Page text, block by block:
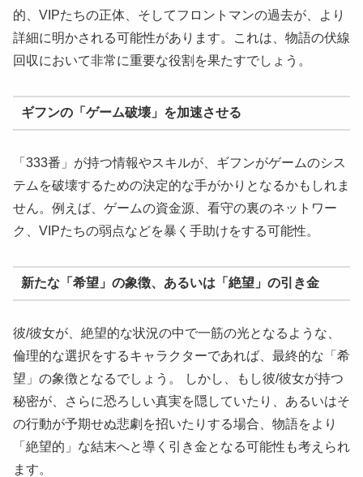
的、VIPたちの正体、そしてフロントマンの過去が、より
詳細に明かされる可能性があります。これは、物語の伏線
回収において非常に重要な役割を果たすでしょう。
ギフンの「ゲーム破壊」を加速させる
「333番」が持つ情報やスキルが、ギフンがゲームのシス
テムを破壊するための決定的な手がかりとなるかもしれま
せん。例えば、ゲームの資金源、看守の裏のネットワー
ク、VIPたちの弱点などを暴く手助けをする可能性。
新たな「希望」の象徴、あるいは「絶望」の引き金
彼/彼女が、絶望的な状況の中で一筋の光となるような、
倫理的な選択をするキャラクターであれば、最終的な「希
望」の象徴となるでしょう。 しかし、もし彼/彼女が持つ
秘密が、さらに恐ろしい真実を隠していたり、あるいはそ
の行動が予期せぬ悲劇を招いたりする場合、物語をより
「絶望的」な結末へと導く引き金となる可能性も考えられ
ます。